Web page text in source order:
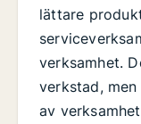
lättare
verksamhet.
verkstad,
av